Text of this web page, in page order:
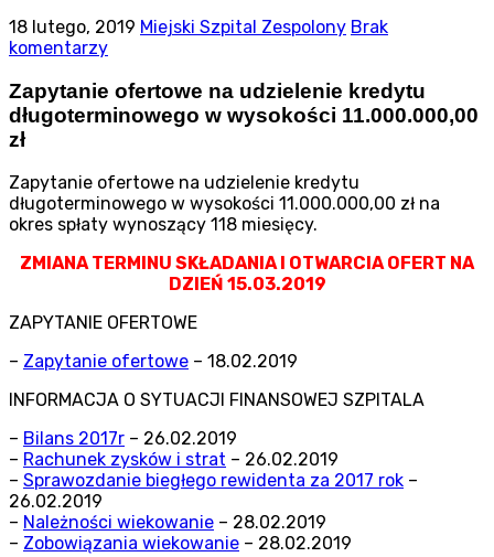
18 lutego, 2019 Miejski Szpital Zespolony Brak
komentarzy
Zapytanie ofertowe na udzielenie kredytu
długoterminowego w wysokości 11.000.000,00
zł
Zapytanie ofertowe na udzielenie kredytu
długoterminowego w wysokości 11.000.000,00 zł na
okres spłaty wynoszący 118 miesięcy.
ZMIANA TERMINU SKŁADANIA I OTWARCIA OFERT NA
DZIEŃ 15.03.2019
ZAPYTANIE OFERTOWE
– Zapytanie ofertowe – 18.02.2019
INFORMACJA O SYTUACJI FINANSOWEJ SZPITALA
– Bilans 2017r – 26.02.2019
– Rachunek zysków i strat – 26.02.2019
– Sprawozdanie biegłego rewidenta za 2017 rok –
26.02.2019
– Należności wiekowanie – 28.02.2019
– Zobowiązania wiekowanie – 28.02.2019